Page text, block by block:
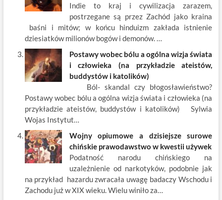
Indie to kraj i cywilizacja zarazem,
postrzegane są przez Zachód jako kraina
baśni i mitów; w końcu hinduizm zakłada istnienie
dziesiatków milionów bogów i demonów. …
Postawy wobec bólu a ogólna wizja świata
i człowieka (na przykładzie ateistów,
buddystów i katolików)
Ból- skandal czy błogosławieństwo?
Postawy wobec bólu a ogólna wizja świata i człowieka (na
przykładzie ateistów, buddystów i katolików) Sylwia
Wojas Instytut…
Wojny opiumowe a dzisiejsze surowe
chińskie prawodawstwo w kwestii używek
Podatność narodu chińskiego na
uzależnienie od narkotyków, podobnie jak
na przykład hazardu zwracała uwagę badaczy Wschodu i
Zachodu już w XIX wieku. Wielu winiło za…